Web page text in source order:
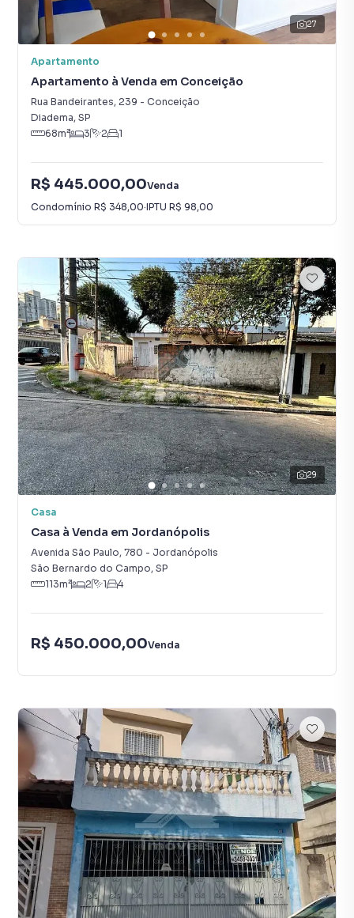
27
Apartamento
Apartamento à Venda em Conceição
Rua Bandeirantes, 239 - Conceição
Diadema, SP
68m² 3 2 1
R$ 445.000,00Venda
Condomínio R$ 348,00·IPTU R$ 98,00
29
Casa
Casa à Venda em Jordanópolis
Avenida São Paulo, 780 - Jordanópolis
São Bernardo do Campo, SP
113m² 2 1 4
R$ 450.000,00Venda